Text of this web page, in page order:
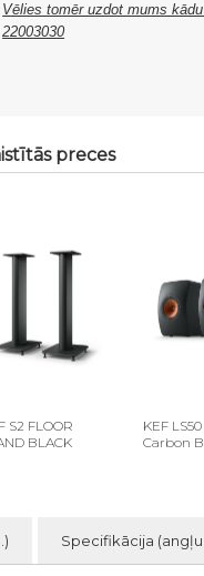
Vēlies tomēr uzdot mums
22003030
preces
S2 FLOOR
BLACK
KEF
Carbon
Specifikācija (angļu